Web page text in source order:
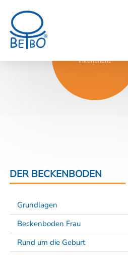
Inkontinenz
DER BECKENBODEN
Grundlagen
Beckenboden Frau
Rund um die Geburt